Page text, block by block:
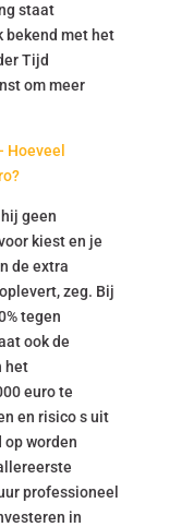
staat
bekend met het
Tijd
om meer
geen
kiest en je
de extra
zeg. Bij
tegen
ook de
het
euro te
en risico s uit
op worden
professioneel
in